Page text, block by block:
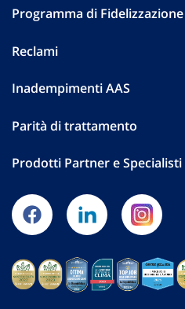
Programma di Fidelizzazione
Reclami
Inadempimenti AAS
Parità di trattamento
Prodotti Partner e